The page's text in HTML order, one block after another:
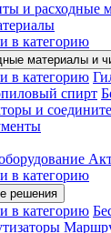
в категорию
материалы и
в категорию
спирт
и
в категорию
решения
в категорию